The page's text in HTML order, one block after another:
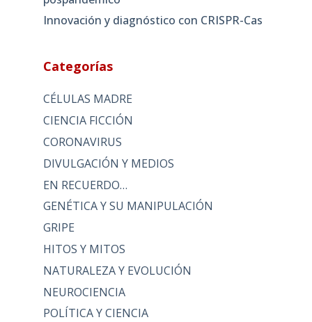
Innovación y diagnóstico con CRISPR-Cas
Categorías
CÉLULAS MADRE
CIENCIA FICCIÓN
CORONAVIRUS
DIVULGACIÓN Y MEDIOS
EN RECUERDO…
GENÉTICA Y SU MANIPULACIÓN
GRIPE
HITOS Y MITOS
NATURALEZA Y EVOLUCIÓN
NEUROCIENCIA
POLÍTICA Y CIENCIA